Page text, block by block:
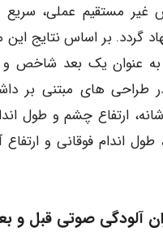
غیر مستقیم عملی، سریع
گردد. بر اساس نتایج این
به عنوان یک بعد شاخص
طراحی های مبتنی بر
ارتفاع چشم و طول
اندام فوقانی و ارتفاع
آلودگی صوتی قبل و